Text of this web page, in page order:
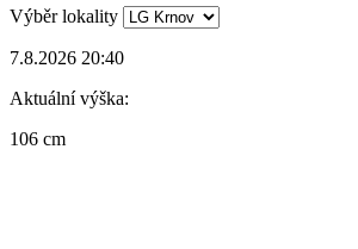
Výběr lokality
7.8.2026 20:40
Aktuální výška:
106 cm